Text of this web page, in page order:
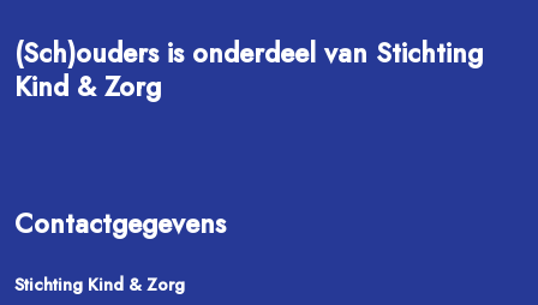
(Sch)ouders is onderdeel van Stichting
Kind & Zorg
Contactgegevens
Stichting Kind & Zorg